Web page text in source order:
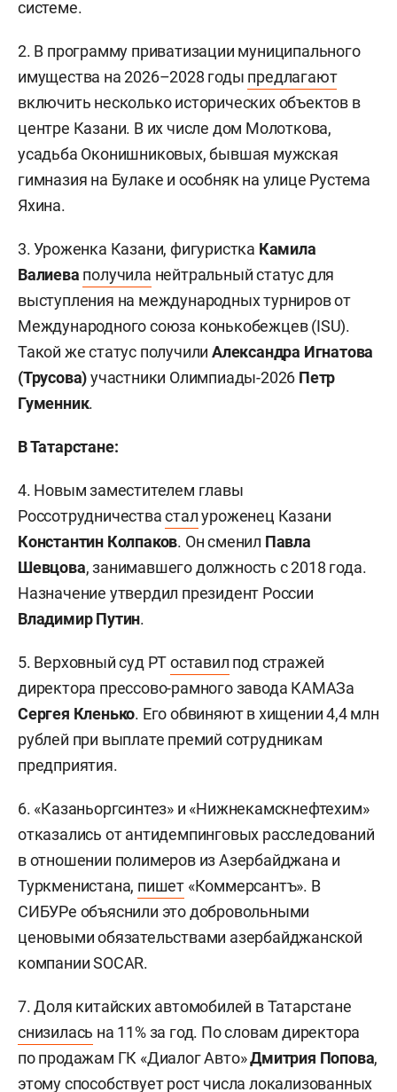
системе.
2. В программу приватизации муниципального
имущества на 2026–2028 годы предлагают
включить несколько исторических объектов в
центре Казани. В их числе дом Молоткова,
усадьба Оконишниковых, бывшая мужская
гимназия на Булаке и особняк на улице Рустема
Яхина.
3. Уроженка Казани, фигуристка Камила
Валиева получила нейтральный статус для
выступления на международных турниров от
Международного союза конькобежцев (ISU).
Такой же статус получилиАлександра Игнатова
(Трусова)участники Олимпиады-2026 Петр
Гуменник.
В Татарстане:
4. Новым заместителем главы
Россотрудничествасталуроженец Казани
Константин Колпаков. Он сменил Павла
Шевцова, занимавшего должность с 2018 года.
Назначение утвердил президент России
Владимир Путин.
5. Верховный суд РТоставил под стражей
директора прессово-рамного завода КАМАЗа
Сергея Кленько. Его обвиняют в хищении 4,4 млн
рублей при выплате премий сотрудникам
предприятия.
6. «Казаньоргсинтез» и «Нижнекамскнефтехим»
отказались от антидемпинговых расследований
в отношении полимеров из Азербайджана и
Туркменистана, пишет «Коммерсантъ». В
СИБУРе объяснили это добровольными
ценовыми обязательствами азербайджанской
компании SOCAR.
7. Доля китайских автомобилей в Татарстане
снизилась на 11% за год. По словам директора
по продажам ГК «Диалог Авто»Дмитрия Попова,
этому способствует рост числа локализованных